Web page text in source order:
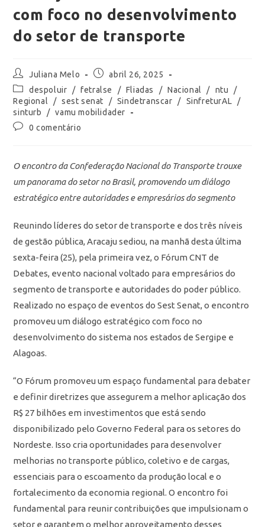
com foco no desenvolvimento
do setor de transporte
Juliana Melo
abril 26, 2025
despoluir
/ fetralse / Fliadas / Nacional / ntu
/
Regional
/ sest senat / Sindetranscar / SinfreturAL
/
sinturb
/ vamu mobilidader
0 comentário
O encontro da Confederação Nacional do Transporte trouxe
um panorama do setor no Brasil, promovendo um diálogo
estratégico entre autoridades e empresários do segmento
Reunindo líderes do setor de transporte e dos três níveis
de gestão pública, Aracaju sediou, na manhã desta última
sexta-feira (25), pela primeira vez, o Fórum CNT de
Debates, evento nacional voltado para empresários do
segmento de transporte e autoridades do poder público.
Realizado no espaço de eventos do Sest Senat, o encontro
promoveu um diálogo estratégico com foco no
desenvolvimento do sistema nos estados de Sergipe e
Alagoas.
“O Fórum promoveu um espaço fundamental para debater
e definir diretrizes que assegurem a melhor aplicação dos
R$ 27 bilhões em investimentos que está sendo
disponibilizado pelo Governo Federal para os setores do
Nordeste. Isso cria oportunidades para desenvolver
melhorias no transporte público, coletivo e de cargas,
essenciais para o escoamento da produção local e o
fortalecimento da economia regional. O encontro foi
fundamental para reunir contribuições que impulsionam o
setor e garantem o melhor aproveitamento desses